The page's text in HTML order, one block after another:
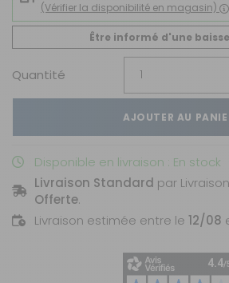
(Vérifier la disponibilité en magasin)
Être informé d'une
Quantité
AJOUTER AU
Disponible en livraison : En stock
Livraison Standard par
Offerte.
Livraison estimée entre le 12/08